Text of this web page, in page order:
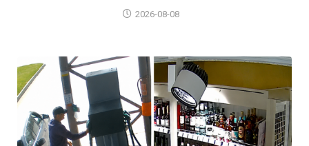
2026-08-08